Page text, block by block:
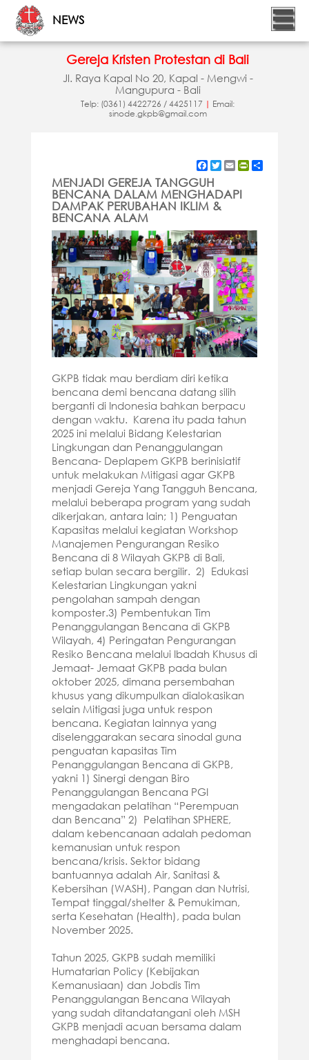
NEWS
Gereja Kristen Protestan di Bali
Jl. Raya Kapal No 20, Kapal - Mengwi -
Mangupura - Bali
Telp: (0361) 4422726 / 4425117 | Email:
sinode.gkpb@gmail.com
Facebook
Twitter
EmailPrintFriendly
MENJADI GEREJA TANGGUH
BENCANA DALAM MENGHADAPI
DAMPAK PERUBAHAN IKLIM &
BENCANA ALAM
GKPB tidak mau berdiam diri ketika
bencana demi bencana datang silih
berganti di Indonesia bahkan berpacu
dengan waktu. Karena itu pada tahun
2025 ini melalui Bidang Kelestarian
Lingkungan dan Penanggulangan
Bencana- Deplapem GKPB berinisiatif
untuk melakukan Mitigasi agar GKPB
menjadi Gereja Yang Tangguh Bencana,
melalui beberapa program yang sudah
dikerjakan, antara lain; 1) Penguatan
Kapasitas melalui kegiatan Workshop
Manajemen Pengurangan Resiko
Bencana di 8 Wilayah GKPB di Bali,
setiap bulan secara bergilir. 2) Edukasi
Kelestarian Lingkungan yakni
pengolahan sampah dengan
komposter.3) Pembentukan Tim
Penanggulangan Bencana di GKPB
Wilayah, 4) Peringatan Pengurangan
Resiko Bencana melalui Ibadah Khusus di
Jemaat- Jemaat GKPB pada bulan
oktober 2025, dimana persembahan
khusus yang dikumpulkan dialokasikan
selain Mitigasi juga untuk respon
bencana. Kegiatan lainnya yang
diselenggarakan secara sinodal guna
penguatan kapasitas Tim
Penanggulangan Bencana di GKPB,
yakni 1) Sinergi dengan Biro
Penanggulangan Bencana PGI
mengadakan pelatihan “Perempuan
dan Bencana” 2) Pelatihan SPHERE,
dalam kebencanaan adalah pedoman
kemanusian untuk respon
bencana/krisis. Sektor bidang
bantuannya adalah Air, Sanitasi &
Kebersihan (WASH), Pangan dan Nutrisi,
Tempat tinggal/shelter & Pemukiman,
serta Kesehatan (Health), pada bulan
November 2025.
Tahun 2025, GKPB sudah memiliki
Humatarian Policy (Kebijakan
Kemanusiaan) dan Jobdis Tim
Penanggulangan Bencana Wilayah
yang sudah ditandatangani oleh MSH
GKPB menjadi acuan bersama dalam
menghadapi bencana.